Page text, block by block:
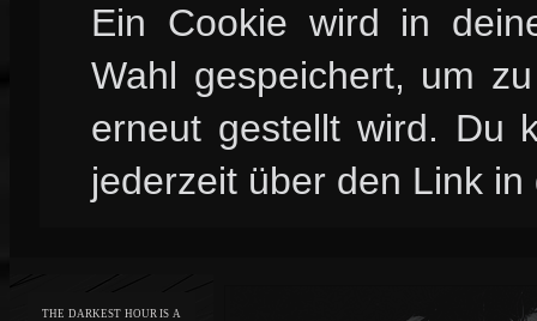
Ein Cookie wird in
Wahl gespeichert, um
erneut gestellt wird. Du
jederzeit über den Link
THE DARKEST HOUR IS A